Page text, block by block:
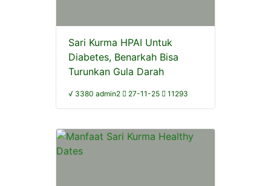
Sari Kurma HPAI Untuk
Diabetes, Benarkah Bisa
Turunkan Gula Darah
√ 3380 admin2 27-11-25 11293